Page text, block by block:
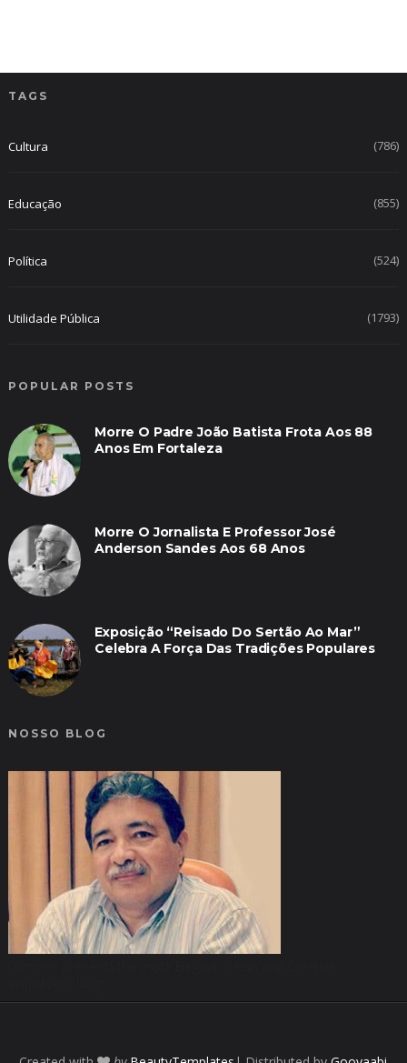
TAGS
Cultura (786)
Educação (855)
Política (524)
Utilidade Pública (1793)
POPULAR POSTS
Morre O Padre João Batista Frota Aos 88
Anos Em Fortaleza
Morre O Jornalista E Professor José
Anderson Sandes Aos 68 Anos
Exposição “Reisado Do Sertão Ao Mar”
Celebra A Força Das Tradições Populares
NOSSO BLOG